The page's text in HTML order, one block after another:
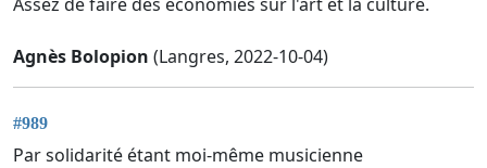
Agnès Bolopion (Langres, 2022-10-04)
#989
Par solidarité étant moi-même musicienne